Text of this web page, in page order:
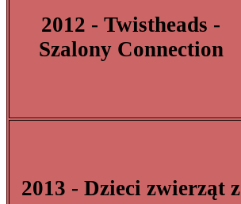
2012 - Twistheads -
Szalony Connection
2013 - Dzieci zwierząt z